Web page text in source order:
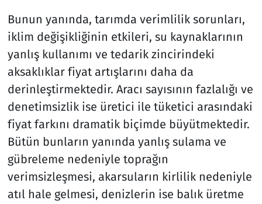
Bunun yanında, tarımda verimlilik sorunları,
iklim değişikliğinin etkileri, su kaynaklarının
yanlış kullanımı ve tedarik zincirindeki
aksaklıklar fiyat artışlarını daha da
derinleştirmektedir. Aracı sayısının fazlalığı ve
denetimsizlik ise üretici ile tüketici arasındaki
fiyat farkını dramatik biçimde büyütmektedir.
Bütün bunların yanında yanlış sulama ve
gübreleme nedeniyle toprağın
verimsizleşmesi, akarsuların kirlilik nedeniyle
atıl hale gelmesi, denizlerin ise balık üretme